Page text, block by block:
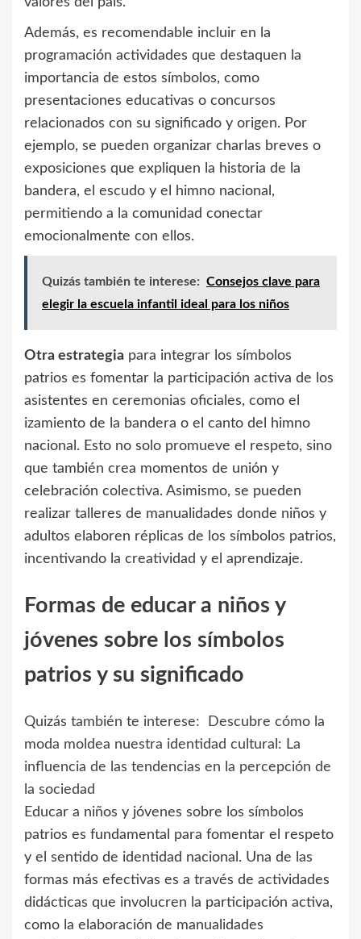
Además, es recomendable incluir en la
programación actividades que destaquen la
importancia de estos símbolos, como
presentaciones educativas o concursos
relacionados con su significado y origen. Por
ejemplo, se pueden organizar charlas breves o
exposiciones que expliquen la historia de la
bandera, el escudo y el himno nacional,
permitiendo a la comunidad conectar
emocionalmente con ellos.
Quizás también te interese: Consejos clave para
elegir la escuela infantil ideal para los niños
Otra estrategia para integrar los símbolos
patrios es fomentar la participación activa de los
asistentes en ceremonias oficiales, como el
izamiento de la bandera o el canto del himno
nacional. Esto no solo promueve el respeto, sino
que también crea momentos de unión y
celebración colectiva. Asimismo, se pueden
realizar talleres de manualidades donde niños y
adultos elaboren réplicas de los símbolos patrios,
incentivando la creatividad y el aprendizaje.
Formas de educar a niños y
jóvenes sobre los símbolos
patrios y su significado
Quizás también te interese:
Descubre cómo la
moda moldea nuestra identidad cultural: La
influencia de las tendencias en la percepción de
la sociedad
Educar a niños y jóvenes sobre los símbolos
patrios es fundamental para fomentar el respeto
y el sentido de identidad nacional. Una de las
formas más efectivas es a través de actividades
didácticas que involucren la participación activa,
como la elaboración de manualidades